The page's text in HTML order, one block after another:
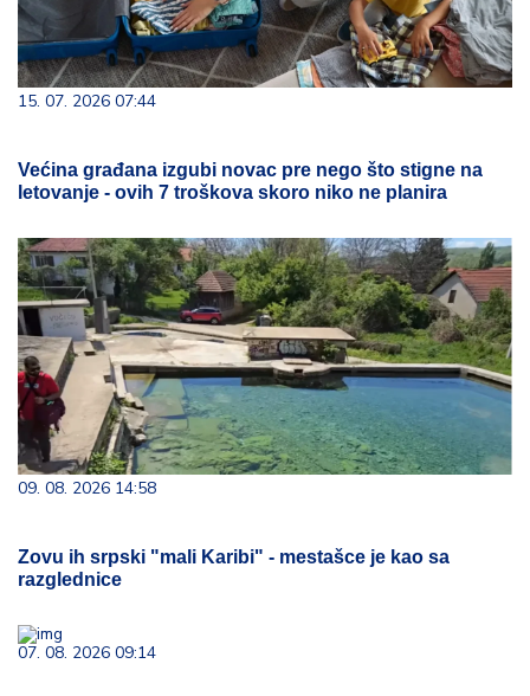
15. 07. 2026 07:44
Većina građana izgubi novac pre nego što stigne na
letovanje - ovih 7 troškova skoro niko ne planira
09. 08. 2026 14:58
Zovu ih srpski "mali Karibi" - mestašce je kao sa
razglednice
07. 08. 2026 09:14